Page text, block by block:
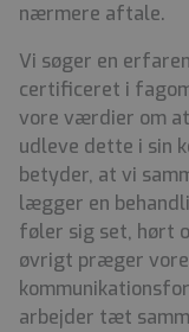
nærmere aftale.
Vi søger en
certificeret i
vore værdier om
udleve dette i sin
betyder, at vi
lægger en
føler sig set, hørt
øvrigt præger
arbejder tæt